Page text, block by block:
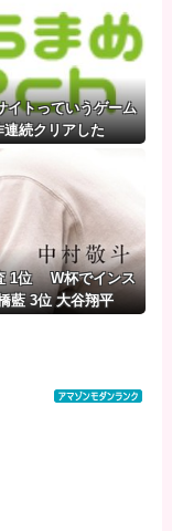
イトっていうゲーム
連続クリアした
1位 W杯でインス
藍 3位 大谷翔平